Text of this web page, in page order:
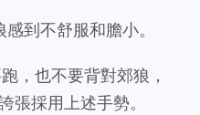
到不舒服和膽小。
，也不要背對郊狼，
張採用上述手勢。